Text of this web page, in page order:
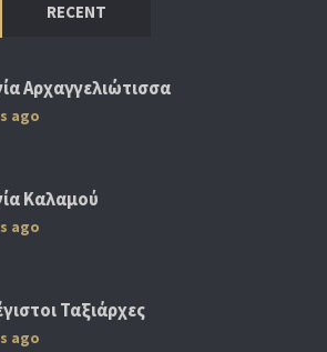
RECENT
Αρχαγγελιώτισσα
ago
Καλαμού
ago
Ταξιάρχες
ago